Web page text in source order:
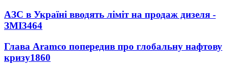
АЗС в Україні вводять ліміт на продаж дизеля -
ЗМІ3464
Глава Aramco попередив про глобальну нафтову
кризу1860